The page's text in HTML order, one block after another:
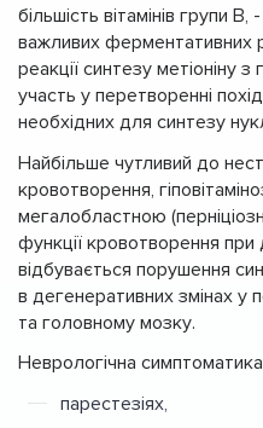
більшість вітамінів групи
важливих ферментативних
реакції синтезу метіоніну
участь у перетворенні
необхідних для синтезу
Найбільше чутливий до
кровотворення,
мегалобластною
функції кровотворення при
відбувається порушення
в дегенеративних змінах у
та головному мозку.
Неврологічна
парестезіях,